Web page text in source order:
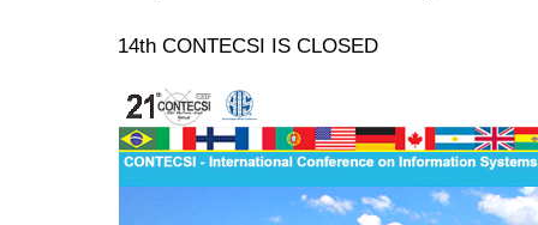
14th CONTECSI IS CLOSED